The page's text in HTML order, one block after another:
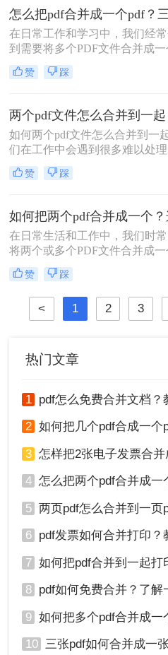
轻松应对这一需求。
在日常工作和学习中，我们经
到需要将多个PDF文件合并成一
件的需求。无论是为了整理资料
化分享流程，还是为了更方便地
的功能。那么怎么把pdf合并成一
pdf呢？以下将详细介绍几种常
PDF合并方法，帮助您轻松实
目标。
赞 踩
如何两个pdf文件怎么合并到一
们在工作中会遇到很多难以处
件，比如PDF文件，特别是多个
文件合并成一个PDF文件。事实
互联网上找到相关的方法。最后
们不能达到我们理想的预期。
来看看pdf合并的方法。
赞 踩
在日常生活和工作中，我们时
将两个或多个PDF文件合并成一
以便于管理、查阅和分享。那么
把两个pdf合并成一个呢？本文
三种常用的PDF合并方法。
赞 踩
< 1 2 3
热门文章
1 pdf怎么免费合并文档？
2 如何把几个pdf合成一个pdf
3 怎样把2张电子发票合并成一张
4 怎么把两个pdf合并成一个？
5 两页pdf怎么合并到一页pdf上
6 pdf发票如何合并打印？教
7 如何把pdf合并到一起打印？
8 pdf如何免费合并？了解
9 如何把多个pdf合并成一个pdf
10 三张pdf如何合并成一张？